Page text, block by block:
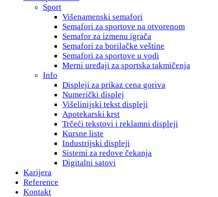
Sport
Višenamenski semafori
Semafori za sportove na otvorenom
Semafor za izmenu igrača
Semafori za borilačke veštine
Semafori za sportove u vodi
Мerni uređaji za sportska takmičenja
Info
Displeji za prikaz cena goriva
Numerički displej
Višelinijski tekst displeji
Apotekarski krst
Trčeći tekstovi i reklamni displeji
Kursne liste
Industrijski displeji
Sistemi za redove čekanja
Digitalni satovi
Karijera
Reference
Kontakt